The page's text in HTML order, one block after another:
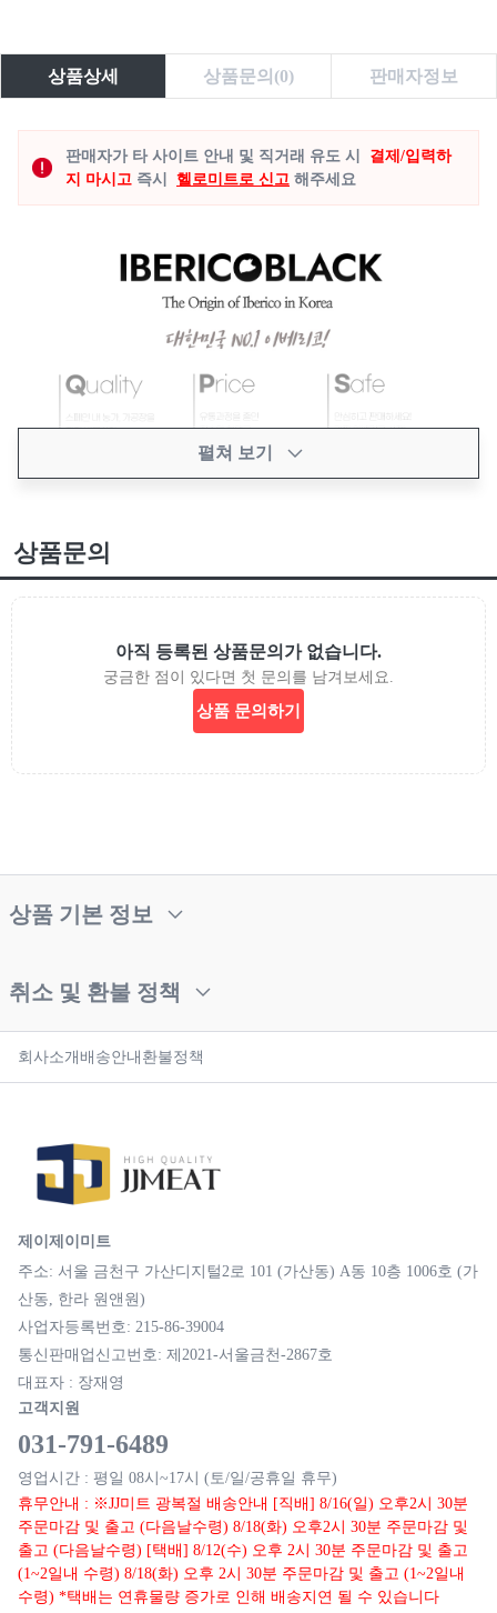
상품상세 상품문의(0) 판매자정보
판매자가 타 사이트 안내 및 직거래 유도 시
결제/입력하
지 마시고 즉시 헬로미트로 신고 해주세요
펼쳐 보기
상품문의
아직 등록된 상품문의가 없습니다.
궁금한 점이 있다면 첫 문의를 남겨보세요.
상품 문의하기
상품 기본 정보
취소 및 환불 정책
회사소개 배송안내 환불정책
제이제이미트
주소: 서울 금천구 가산디지털2로 101 (가산동) A동 10층 1006호 (가
산동, 한라 원앤원)
사업자등록번호: 215-86-39004
통신판매업신고번호: 제2021-서울금천-2867호
대표자 : 장재영
고객지원
031-791-6489
영업시간 : 평일 08시~17시 (토/일/공휴일 휴무)
휴무안내 : ※JJ미트 광복절 배송안내 [직배] 8/16(일) 오후2시 30분
주문마감 및 출고 (다음날수령) 8/18(화) 오후2시 30분 주문마감 및
출고 (다음날수령) [택배] 8/12(수) 오후 2시 30분 주문마감 및 출고
(1~2일내 수령) 8/18(화) 오후 2시 30분 주문마감 및 출고 (1~2일내
수령) *택배는 연휴물량 증가로 인해 배송지연 될 수 있습니다